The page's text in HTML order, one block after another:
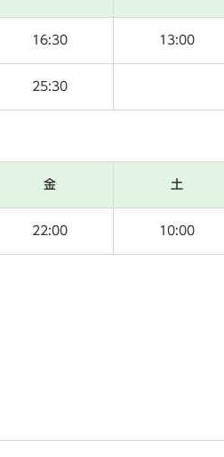
16:30 13:00
25:30
金 土
22:00 10:00